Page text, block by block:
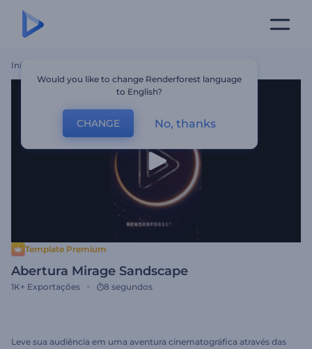
Início
Template Premium
Abertura Mirage Sandscape
1K+ Exportações 8 segundos
Leve sua audiência em uma aventura cinematográfica através das
Would you like to change Renderforest language
to English?
CHANGE No, thanks